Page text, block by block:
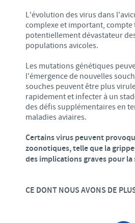
L'évolution des virus dans
complexe et important,
potentiellement dévastateur
populations avicoles.
Les mutations génétiques
l'émergence de nouvelles
souches peuvent être plus
rapidement et infecter à un
des défis supplémentaires en
maladies aviaires.
Certains virus peuvent
zoonotiques, telle que la
des implications graves pour
CE DONT NOUS AVONS DE